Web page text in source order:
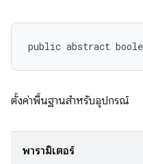
public abstract
ตั้งค่าพื้นฐานสําหรับอุปกรณ์
พารามิเตอร์